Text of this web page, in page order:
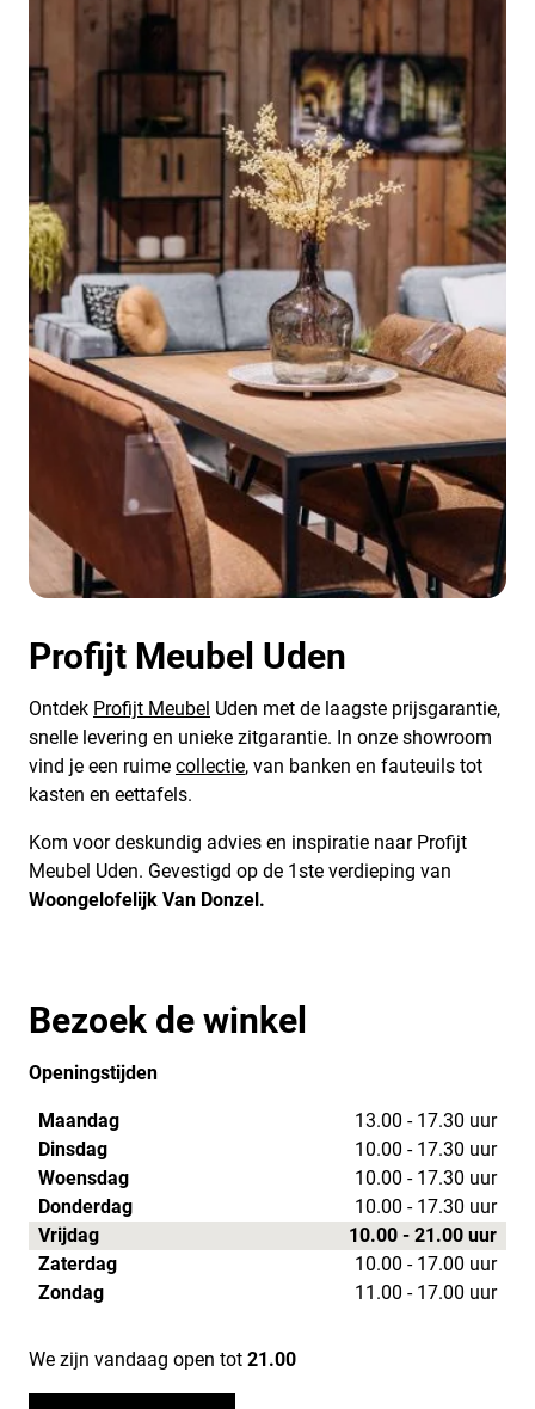
Profijt Meubel Uden
Ontdek Profijt Meubel Uden met de laagste prijsgarantie,
snelle levering en unieke zitgarantie. In onze showroom
vind je een ruime collectie, van banken en fauteuils tot
kasten en eettafels.
Kom voor deskundig advies en inspiratie naar Profijt
Meubel Uden. Gevestigd op de 1ste verdieping van
Woongelofelijk Van Donzel.
Bezoek de winkel
Openingstijden
Maandag
13.00 - 17.30 uur
Dinsdag
10.00 - 17.30 uur
Woensdag
10.00 - 17.30 uur
Donderdag
10.00 - 17.30 uur
Vrijdag
10.00 - 21.00 uur
Zaterdag
10.00 - 17.00 uur
Zondag
11.00 - 17.00 uur
We zijn vandaag open tot 21.00